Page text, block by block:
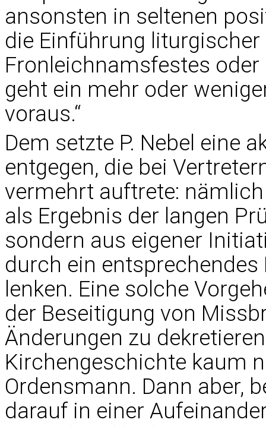
ansonsten in seltenen
die Einführung liturgischer
Fronleichnamsfestes
geht ein mehr oder
voraus.“
Dem setzte P. Nebel eine
entgegen, die bei
vermehrt auftrete:
als Ergebnis der langen
sondern aus eigener
durch ein entsprechendes
lenken. Eine solche
der Beseitigung von
Änderungen zu
Kirchengeschichte kaum
Ordensmann. Dann aber,
darauf in einer